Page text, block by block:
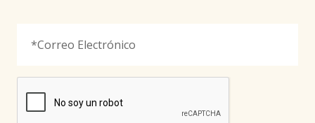
señala
campo
Electrónico *
reCAPTCHA